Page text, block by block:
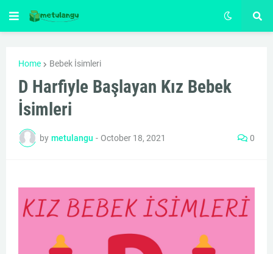
Home Bebek İsimleri
D Harfiyle Başlayan Kız Bebek
İsimleri
by metulangu - October 18, 2021 0